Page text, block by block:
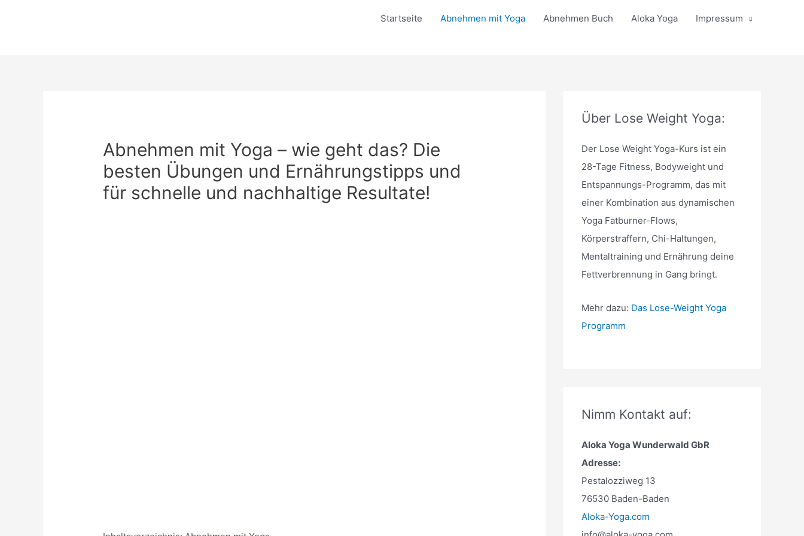
Startseite Abnehmen mit Yoga Abnehmen Buch Aloka Yoga Impressum
Abnehmen mit Yoga – wie geht das? Die
besten Übungen und Ernährungstipps und
für schnelle und nachhaltige Resultate!
Über Lose Weight Yoga:
Der Lose Weight Yoga-Kurs ist ein
28-Tage Fitness, Bodyweight und
Entspannungs-Programm, das mit
einer Kombination aus dynamischen
Yoga Fatburner-Flows,
Körperstraffern, Chi-Haltungen,
Mentaltraining und Ernährung deine
Fettverbrennung in Gang bringt.
Mehr dazu: Das Lose-Weight Yoga
Programm
Nimm Kontakt auf:
Aloka Yoga Wunderwald GbR
Adresse:
Pestalozziweg 13
76530 Baden-Baden
Aloka-Yoga.com